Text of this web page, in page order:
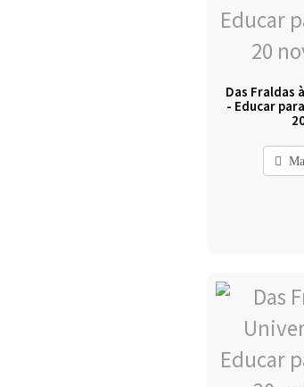
Das Fraldas
- Educar